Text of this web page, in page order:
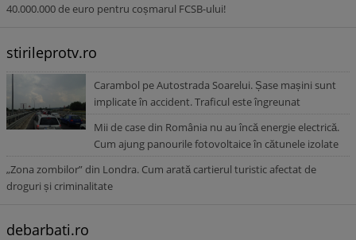
40.000.000 de euro pentru coșmarul FCSB-ului!
stirileprotv.ro
Carambol pe Autostrada Soarelui. Șase mașini sunt
implicate în accident. Traficul este îngreunat
Mii de case din România nu au încă energie electrică.
Cum ajung panourile fotovoltaice în cătunele izolate
„Zona zombilor” din Londra. Cum arată cartierul turistic afectat de
droguri și criminalitate
debarbati.ro